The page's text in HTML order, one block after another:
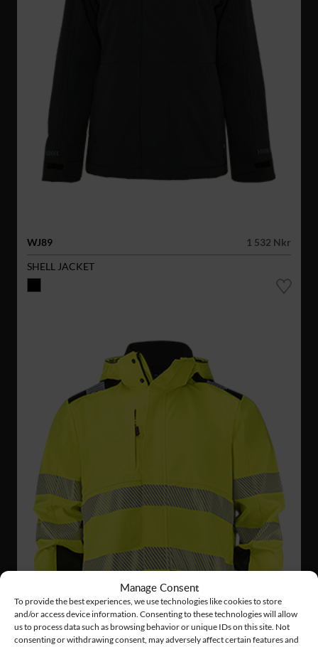
Manage Consent
To provide the best experiences, we use technologies like cookies to store
and/or access device information. Consenting to these technologies will allow
us to process data such as browsing behavior or unique IDs on this site. Not
consenting or withdrawing consent, may adversely affect certain features and
WJ89
1 532 Nkr
SHELL JACKET